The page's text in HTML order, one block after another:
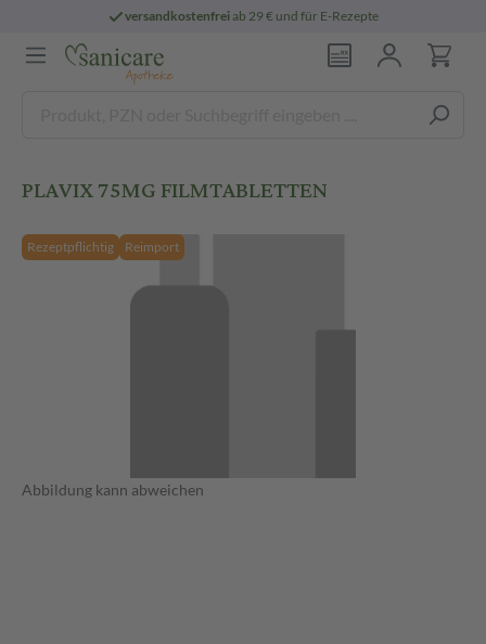
versandkostenfreiab 29 € und für E-Rezepte
PLAVIX 75MG FILMTABLETTEN
Rezeptpflichtig Reimport
Abbildung kann abweichen